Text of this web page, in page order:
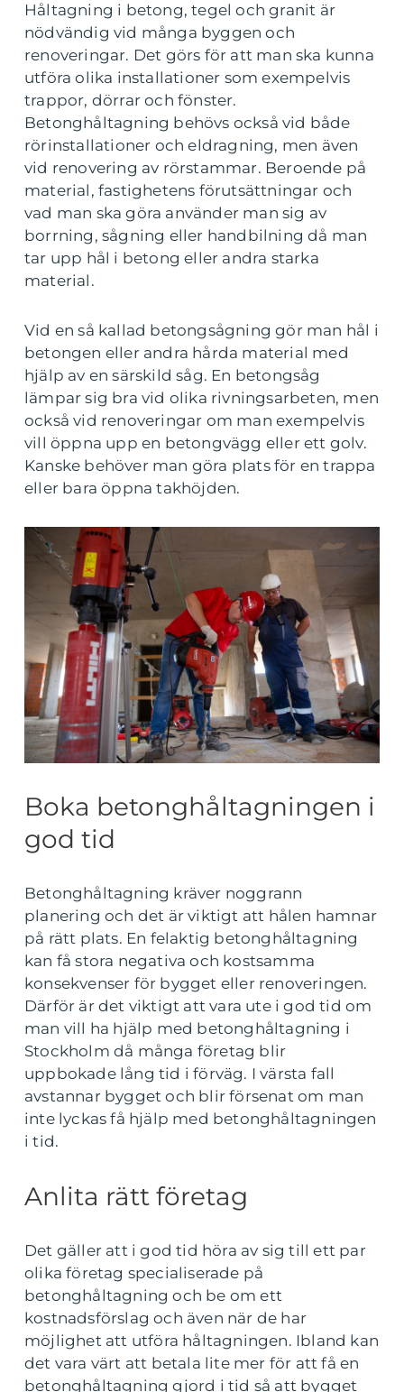
Håltagning i betong, tegel och granit är
nödvändig vid många byggen och
renoveringar. Det görs för att man ska kunna
utföra olika installationer som exempelvis
trappor, dörrar och fönster.
Betonghåltagning behövs också vid både
rörinstallationer och eldragning, men även
vid renovering av rörstammar. Beroende på
material, fastighetens förutsättningar och
vad man ska göra använder man sig av
borrning, sågning eller handbilning då man
tar upp hål i betong eller andra starka
material.
Vid en så kallad betongsågning gör man hål i
betongen eller andra hårda material med
hjälp av en särskild såg. En betongsåg
lämpar sig bra vid olika rivningsarbeten, men
också vid renoveringar om man exempelvis
vill öppna upp en betongvägg eller ett golv.
Kanske behöver man göra plats för en trappa
eller bara öppna takhöjden.
Boka betonghåltagningen i
god tid
Betonghåltagning kräver noggrann
planering och det är viktigt att hålen hamnar
på rätt plats. En felaktig betonghåltagning
kan få stora negativa och kostsamma
konsekvenser för bygget eller renoveringen.
Därför är det viktigt att vara ute i god tid om
man vill ha hjälp med betonghåltagning i
Stockholm då många företag blir
uppbokade lång tid i förväg. I värsta fall
avstannar bygget och blir försenat om man
inte lyckas få hjälp med betonghåltagningen
i tid.
Anlita rätt företag
Det gäller att i god tid höra av sig till ett par
olika företag specialiserade på
betonghåltagning och be om ett
kostnadsförslag och även när de har
möjlighet att utföra håltagningen. Ibland kan
det vara värt att betala lite mer för att få en
betonghåltagning gjord i tid så att bygget